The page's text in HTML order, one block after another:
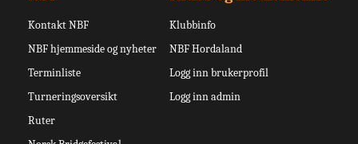
Kontakt NBF
NBF hjemmeside og nyheter
Terminliste
Turneringsoversikt
Ruter
Klubbinfo
NBF Hordaland
Logg inn brukerprofil
Logg inn admin